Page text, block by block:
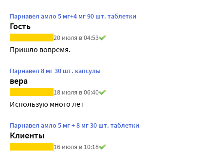
Парнавел амло 5 мг+4 мг 90 шт. таблетки
Гость
20 июля в 04:53
Пришло вовремя.
Парнавел 8 мг 30 шт. капсулы
вера
18 июля в 06:40
Использую много лет
Парнавел амло 5 мг + 8 мг 30 шт. таблетки
Клиенты
16 июля в 10:18